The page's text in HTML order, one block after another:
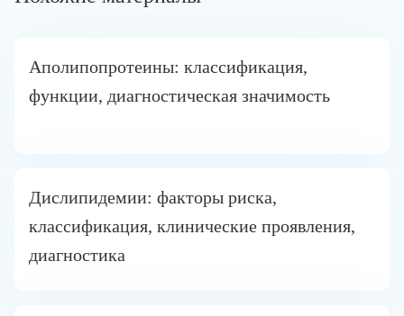
Аполипопротеины: классификация,
функции, диагностическая значимость
Дислипидемии: факторы риска,
классификация, клинические проявления,
диагностика